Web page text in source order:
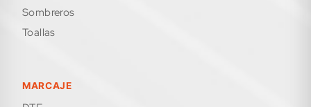
sombreros
toallas
MARCAJE